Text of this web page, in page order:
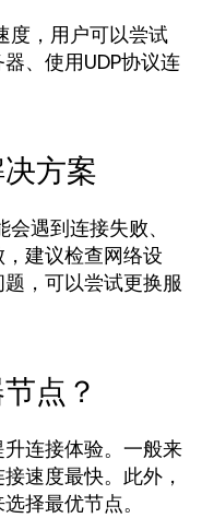
度，用户可以尝试
、使用UDP协议连
方案
遇到连接失败、
建议检查网络设
，可以尝试更换服
点？
连接体验。一般来
速度最快。此外，
择最优节点。